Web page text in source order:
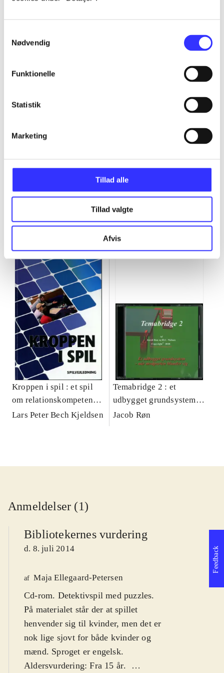
Nødvendig
Funktionelle
Statistik
Marketing
Tillad alle
Tillad valgte
Afvis
Minder om
Kroppen i spil : et spil
om relationskompetencer
i skolen
Lars Peter Bech Kjeldsen
Temabridge 2 : et
udbygget grundsystem :
når modparten blander
Jacob Røn
Anmeldelser (1)
Bibliotekernes vurdering
d. 8. juli 2014
af Maja Ellegaard-Petersen
Cd-rom. Detektivspil med puzzles.
På materialet står der at spillet
henvender sig til kvinder, men det er
nok lige sjovt for både kvinder og
mænd. Sproget er engelsk.
Aldersvurdering: Fra 15 år.
Feedback